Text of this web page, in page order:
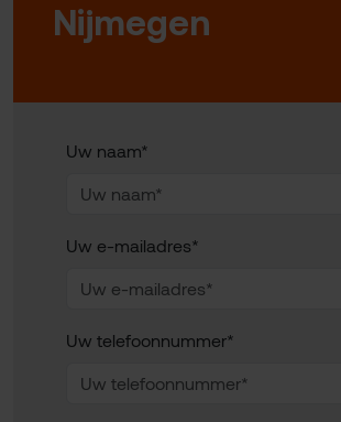
Nijmegen
Uw naam*
Uw e-mailadres*
Uw telefoonnummer*